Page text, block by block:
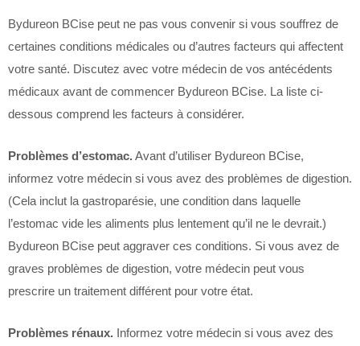
Bydureon BCise peut ne pas vous convenir si vous souffrez de
certaines conditions médicales ou d’autres facteurs qui affectent
votre santé. Discutez avec votre médecin de vos antécédents
médicaux avant de commencer Bydureon BCise. La liste ci-
dessous comprend les facteurs à considérer.
Problèmes d’estomac.Avant d’utiliser Bydureon BCise,
informez votre médecin si vous avez des problèmes de digestion.
(Cela inclut la gastroparésie, une condition dans laquelle
l’estomac vide les aliments plus lentement qu’il ne le devrait.)
Bydureon BCise peut aggraver ces conditions. Si vous avez de
graves problèmes de digestion, votre médecin peut vous
prescrire un traitement différent pour votre état.
Problèmes rénaux. Informez votre médecin si vous avez des